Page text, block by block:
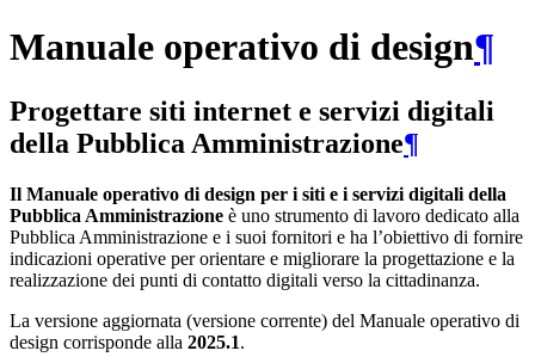
Manuale operativo di design¶
Progettare siti internet e servizi digitali
della Pubblica Amministrazione¶
Il Manuale operativo di design per i siti e i servizi digitali della
Pubblica Amministrazione è uno strumento di lavoro dedicato alla
Pubblica Amministrazione e i suoi fornitori e ha l’obiettivo di fornire
indicazioni operative per orientare e migliorare la progettazione e la
realizzazione dei punti di contatto digitali verso la cittadinanza.
La versione aggiornata (versione corrente) del Manuale operativo di
design corrisponde alla 2025.1.